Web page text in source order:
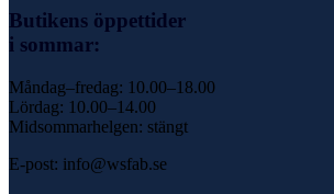
Butikens öppettider
i sommar:
Måndag–fredag: 10.00–18.00
Lördag: 10.00–14.00
Midsommarhelgen: stängt
E-post: info@wsfab.se